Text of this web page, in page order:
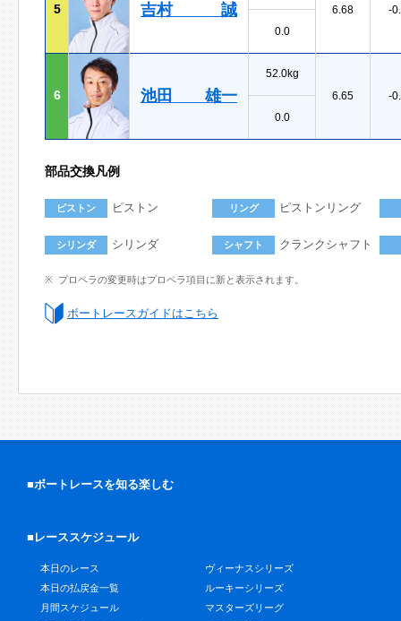
5 吉村 誠
6.68
-
0.0
6 池田 雄一
52.0kg
6.65
-
0.0
部品交換凡例
ピストン ピストン リング ピストンリング
シリンダ シリンダ シャフト クランクシャフト
プロペラの変更時はプロペラ項目に新と表示されます。
ボートレースガイドはこちら
■ボートレースを知る楽しむ
■レーススケジュール
本日のレース
本日の払戻金一覧
月間スケジュール
ヴィーナスシリーズ
ルーキーシリーズ
マスターズリーグ